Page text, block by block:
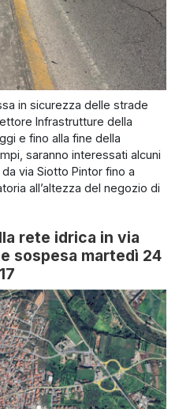
in sicurezza delle strade
Infrastrutture della
e fino alla fine della
saranno interessati alcuni
via Siotto Pintor fino a
all’altezza del negozio di
rete idrica in via
sospesa martedì 24